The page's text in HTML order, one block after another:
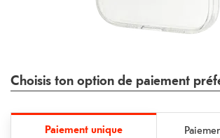
Choisis ton option de paiement
Paiement unique